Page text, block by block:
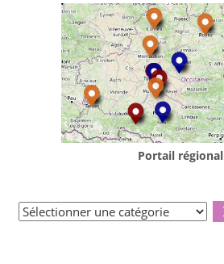
Portail régional
Sélectionner